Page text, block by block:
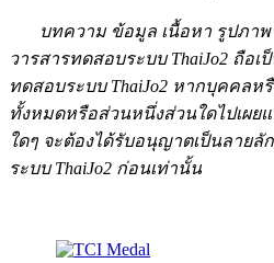
บทความ ข้อมูล เนื้อหา รูปภาพ
วารสารทดสอบระบบ ThaiJo2 ถือ
ทดสอบระบบ ThaiJo2 หากบุคคลห
ทั้งหมดหรือส่วนหนึ่งส่วนใดไปเผย
ใดๆ จะต้องได้รับอนุญาตเป็นลาย
ระบบ ThaiJo2 ก่อนเท่านั้น